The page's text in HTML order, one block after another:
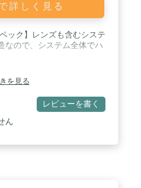
詳しく見る
ック】レンズも含むシステ
なので、システム全体でハ
を見る
レビューを書く
ん